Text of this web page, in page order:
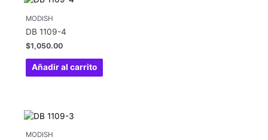
MODISH
DB 1109-4
$1,050.00
Añadir al carrito
MODISH